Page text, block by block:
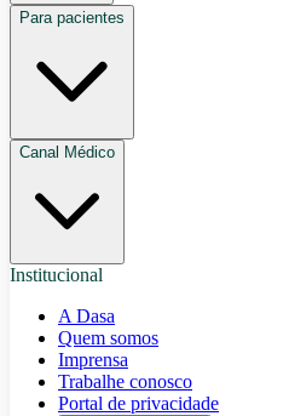
Para pacientes
Canal Médico
Institucional
A Dasa
Quem somos
Imprensa
Trabalhe conosco
Portal de privacidade